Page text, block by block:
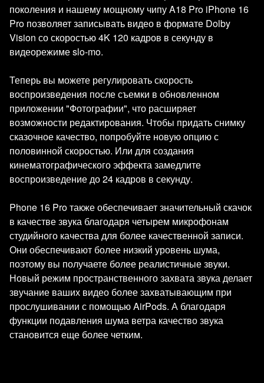
поколения и нашему мощному чипу A18 Pro iPhone 16
Pro позволяет записывать видео в формате Dolby
Vision со скоростью 4K 120 кадров в секунду в
видеорежиме slo-mo.
Теперь вы можете регулировать скорость
воспроизведения после съемки в обновленном
приложении "Фотографии", что расширяет
возможности редактирования. Чтобы придать снимку
сказочное качество, попробуйте новую опцию с
половинной скоростью. Или для создания
кинематографического эффекта замедлите
воспроизведение до 24 кадров в секунду.
Phone 16 Pro также обеспечивает значительный скачок
в качестве звука благодаря четырем микрофонам
студийного качества для более качественной записи.
Они обеспечивают более низкий уровень шума,
поэтому вы получаете более реалистичные звуки.
Новый режим пространственного захвата звука делает
звучание ваших видео более захватывающим при
прослушивании с помощью AirPods. А благодаря
функции подавления шума ветра качество звука
становится еще более четким.